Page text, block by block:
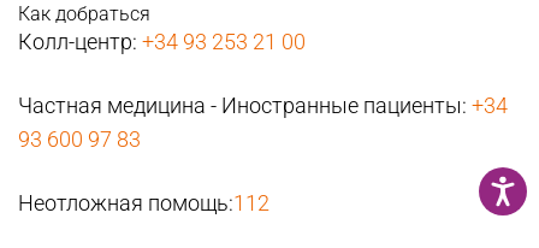
Как добраться
Колл-центр: +34 93 253 21 00
Частная медицина - Иностранные пациенты: +34
93 600 97 83
Неотложная помощь:112